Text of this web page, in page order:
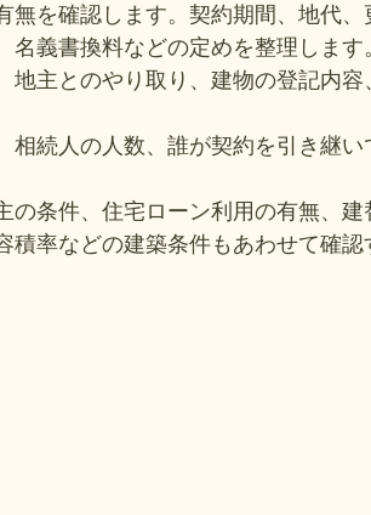
を確認します。契約期間、地代、
義書換料などの定めを整理します。
主とのやり取り、建物の登記内容
続人の人数、誰が契約を引き継い
条件、住宅ローン利用の有無、建
率などの建築条件もあわせて確認